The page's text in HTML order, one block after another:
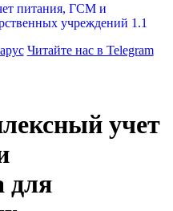
питания, ГСМ и
учреждений 1.1
Читайте нас в Telegram
учет
для